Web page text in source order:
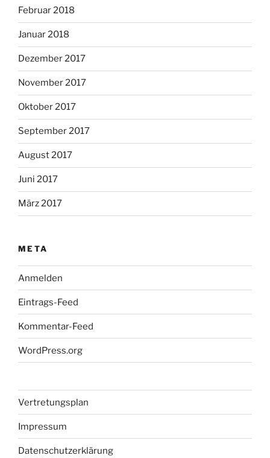
Februar 2018
Januar 2018
Dezember 2017
November 2017
Oktober 2017
September 2017
August 2017
Juni 2017
März 2017
META
Anmelden
Eintrags-Feed
Kommentar-Feed
WordPress.org
Vertretungsplan
Impressum
Datenschutzerklärung